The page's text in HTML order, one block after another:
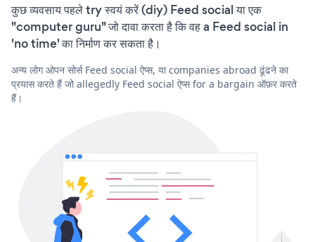
कुछ व्यवसाय पहले try स्वयं करें (diy) Feed social या एक
"computer guru" जो दावा करता है कि वह a Feed social in
'no time' का निर्माण कर सकता है।
अन्य लोग ओपन सोर्स Feed social ऐप्स, या companies abroad ढूंढने का
प्रयास करते हैं जो allegedly Feed social ऐप्स for a bargain ऑफ़र करते
हैं।